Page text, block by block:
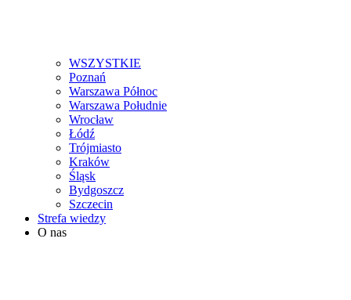
WSZYSTKIE
Poznań
Warszawa Północ
Warszawa Południe
Wrocław
Łódź
Trójmiasto
Kraków
Śląsk
Bydgoszcz
Szczecin
Strefa wiedzy
O nas